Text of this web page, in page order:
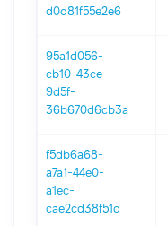
d0d81f55e2e6
95a1d056-
cb10-43ce-
9d5f-
36b670d6cb3a
f5db6a68-
a7a1-44e0-
a1ec-
cae2cd38f51d